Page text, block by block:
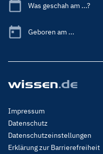
Was geschah am ...?
Geboren am ...
Footer
Menu
Legal
Impressum
Datenschutz
Datenschutzeinstellungen
Erklärung zur Barrierefreiheit